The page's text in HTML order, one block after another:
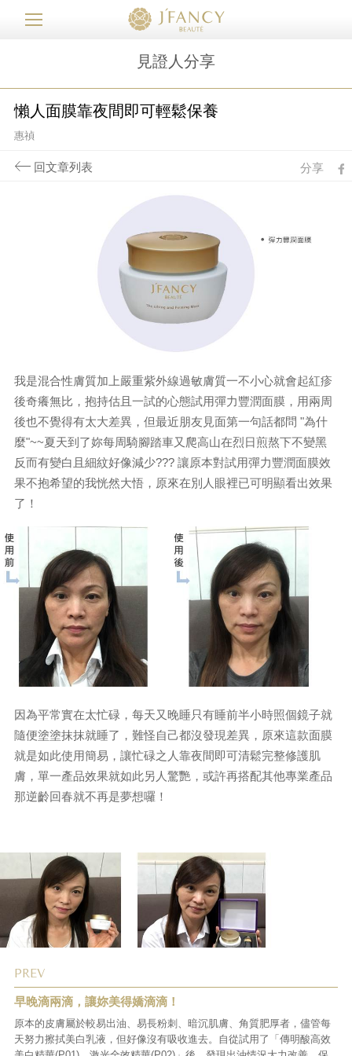
見證人分享
懶人面膜靠夜間即可輕鬆保養
惠禎
回文章列表 分享 fb
我是混合性膚質加上嚴重紫外線過敏膚質一不小心就會起紅疹
後奇癢無比，抱持估且一試的心態試用彈力豐潤面膜，用兩周
後也不覺得有太大差異，但最近朋友見面第一句話都問 "為什
麼"~~夏天到了妳每周騎腳踏車又爬高山在烈日煎熬下不變黑
反而有變白且細紋好像減少??? 讓原本對試用彈力豐潤面膜效
果不抱希望的我恍然大悟，原來在別人眼裡已可明顯看出效果
了！
因為平常實在太忙碌，每天又晚睡只有睡前半小時照個鏡子就
隨便塗塗抹抹就睡了，難怪自己都沒發現差異，原來這款面膜
就是如此使用簡易，讓忙碌之人靠夜間即可清鬆完整修護肌
膚，單一產品效果就如此另人驚艷，或許再搭配其他專業產品
那逆齡回春就不再是夢想囉！
PREV
早晚滴兩滴，讓妳美得嬌滴滴！
原本的皮膚屬於較易出油、易長粉刺、暗沉肌膚、角質肥厚者，儘管每
天努力擦拭美白乳液，但好像沒有吸收進去。自從試用了「傳明酸高效